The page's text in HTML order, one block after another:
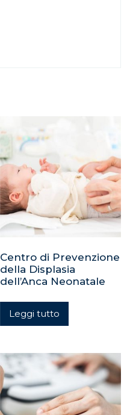
Centro di Prevenzione
della Displasia
dell’Anca Neonatale
Leggi tutto